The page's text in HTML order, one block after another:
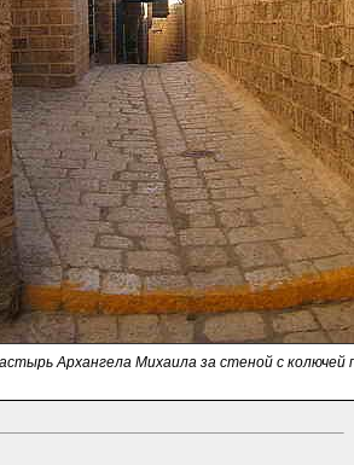
Архангела Михаила за стеной с колючей